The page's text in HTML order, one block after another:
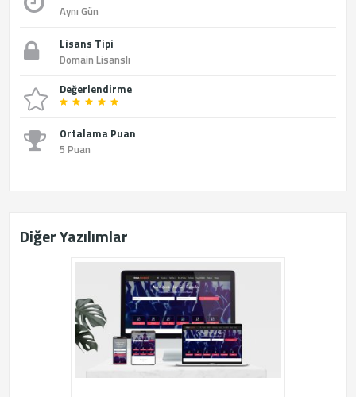
Aynı Gün
Lisans Tipi
Domain Lisanslı
Değerlendirme
Ortalama Puan
5 Puan
Diğer Yazılımlar